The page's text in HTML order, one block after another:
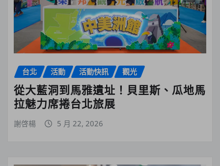
台北 活動 活動快訊 觀光
從大藍洞到馬雅遺址！貝里斯、瓜地馬
拉魅力席捲台北旅展
謝啓楊 5 月 22, 2026